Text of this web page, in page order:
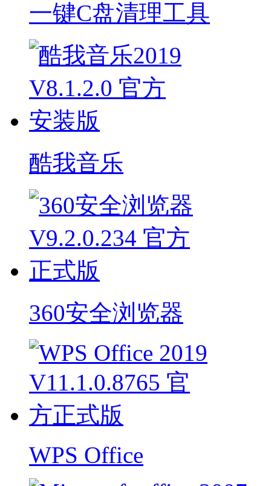
一键C盘清理工具
酷我音乐
360安全浏览器
WPS Office